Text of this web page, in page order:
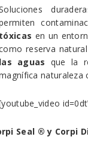
tóxicas en un
reserva
las aguas que la
naturaleza
Seal ® y Corpi